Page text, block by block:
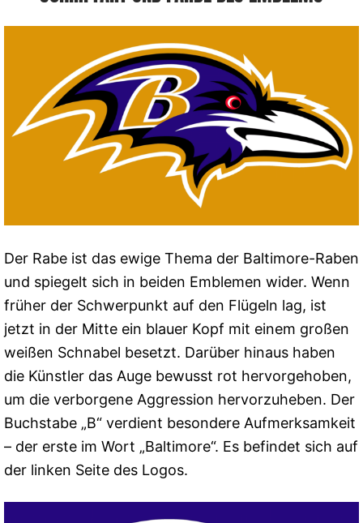
Der Rabe ist das ewige Thema der Baltimore-Raben
und spiegelt sich in beiden Emblemen wider. Wenn
früher der Schwerpunkt auf den Flügeln lag, ist
jetzt in der Mitte ein blauer Kopf mit einem großen
weißen Schnabel besetzt. Darüber hinaus haben
die Künstler das Auge bewusst rot hervorgehoben,
um die verborgene Aggression hervorzuheben. Der
Buchstabe „B“ verdient besondere Aufmerksamkeit
– der erste im Wort „Baltimore“. Es befindet sich auf
der linken Seite des Logos.